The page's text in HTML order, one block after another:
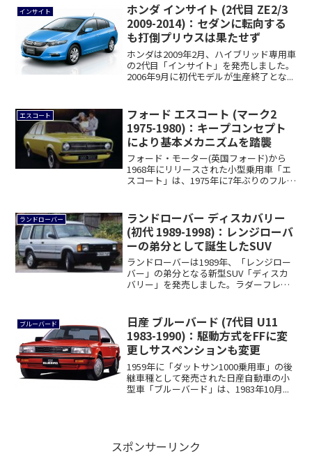
インサイト
ホンダ インサイト (2代目 ZE2/3
2009-2014)：セダンに転向する
も打倒プリウスは果たせず
ホンダは2009年2月、ハイブリッド専用車
の2代目「インサイト」を発売しました。
2006年9月に初代モデルが生産終了とな...
エスコート
フォード エスコート (マーク2
1975-1980)：キープコンセプト
により基本メカニズムを踏襲
フォード・モーター(英国フォード)から
1968年にリリースされた小型乗用車「エ
スコート」は、1975年に7年ぶりのフル
ランドローバー
ランドローバー ディスカバリー
(初代 1989-1998)：レンジローバ
ーの弟分として誕生したSUV
ランドローバーは1989年、「レンジロー
バー」の弟分となる新型SUV「ディスカ
バリー」を発売しました。ラダーフレー
ブルーバード
日産 ブルーバード (7代目 U11
1983-1990)：駆動方式をFFに変
更しサスペンションも変更
1959年に「ダットサン1000乗用車」の後
継車種として発売された日産自動車の小
型車「ブルーバード」は、1983年10月...
スポンサーリンク